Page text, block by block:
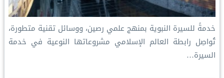
خدمةً للسيرة النبوية بمنهج علمي رصين، ووسائل تقنية متطورة،
تُواصِل رابطة العالم الإسلامي مشروعاتها النوعية في خدمة
السيرة…